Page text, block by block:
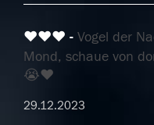
❤️❤️❤️
Vogel der
Mond, schaue von
😭❤️
29.12.2023